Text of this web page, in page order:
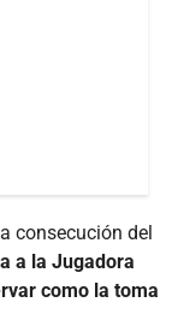
consecución del
a la Jugadora
como la toma